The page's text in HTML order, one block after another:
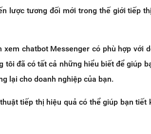
lược tương đối mới trong thế giới tiếp
xem chatbot Messenger có phù hợp với
tôi đã có tất cả những hiểu biết để giúp
lại cho doanh nghiệp của bạn.
tiếp thị hiệu quả có thể giúp bạn tiết